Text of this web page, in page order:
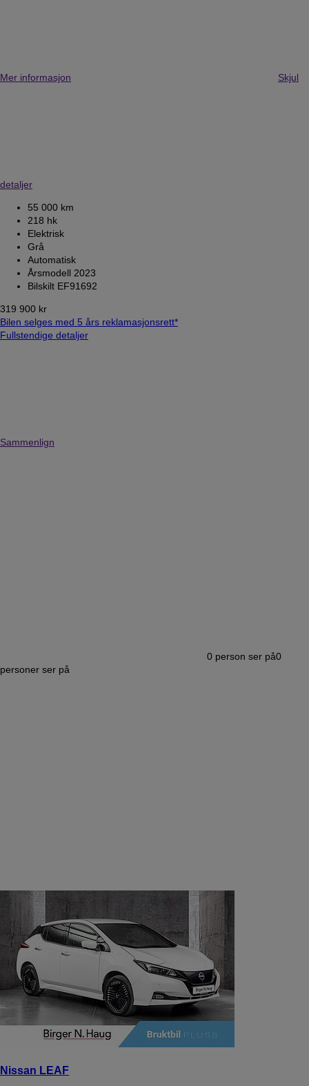
Mer informasjon Skjul
detaljer
55 000 km
218 hk
Elektrisk
Grå
Automatisk
Årsmodell 2023
Bilskilt EF91692
319 900 kr
Bilen selges med 5 års reklamasjonsrett*
Fullstendige detaljer
Sammenlign
0 person ser på0
personer ser på
Nissan LEAF